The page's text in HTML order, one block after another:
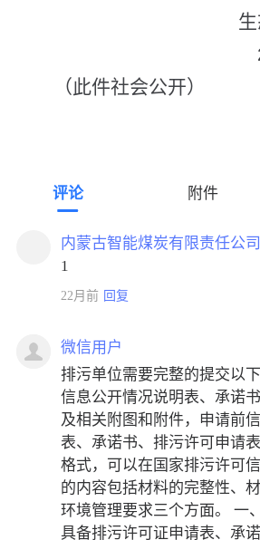
生态
（此件社会公开）
评论 附件
内蒙古智能煤炭有限责任公司
1
22月前 回复
微信用户
排污单位需要完整的提交以
信息公开情况说明表、承诺
及相关附图和附件，申请前
表、承诺书、排污许可申请
格式，可以在国家排污许可
的内容包括材料的完整性、
环境管理要求三个方面。 一
具备排污许可证申请表、承